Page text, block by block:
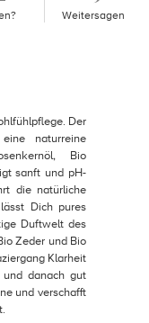
Weitersagen
Der
naturreine
Bio
sanft und pH-
die natürliche
Dich pures
Duftwelt des
Zeder und Bio
Klarheit
danach gut
und verschafft